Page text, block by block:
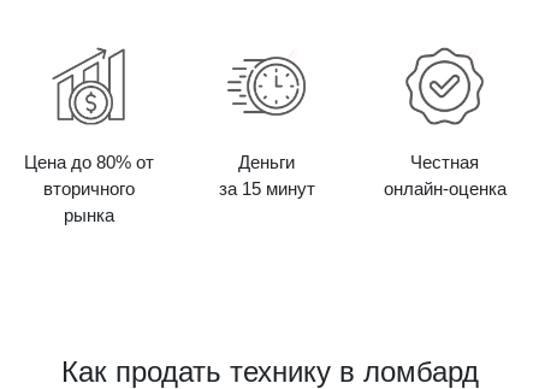
Цена до 80% от
вторичного
рынка
Деньги
за 15 минут
Честная
онлайн-оценка
Как продать технику в ломбард